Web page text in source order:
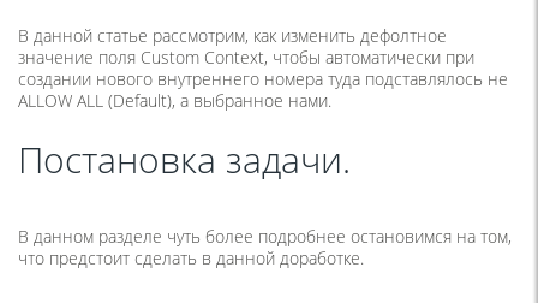
В данной статье рассмотрим, как изменить дефолтное
значение поля Custom Context, чтобы автоматически при
создании нового внутреннего номера туда подставлялось не
ALLOW ALL (Default), а выбранное нами.
Постановка задачи.
В данном разделе чуть более подробнее остановимся на том,
что предстоит сделать в данной доработке.